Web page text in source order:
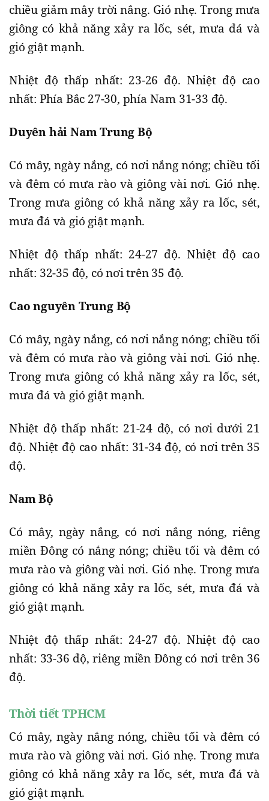
chiều giảm mây trời nắng. Gió nhẹ. Trong mưa
giông có khả năng xảy ra lốc, sét, mưa đá và
gió giật mạnh.
Nhiệt độ thấp nhất: 23-26 độ. Nhiệt độ cao
nhất: Phía Bắc 27-30, phía Nam 31-33 độ.
Duyên hải Nam Trung Bộ
Có mây, ngày nắng, có nơi nắng nóng; chiều tối
và đêm có mưa rào và giông vài nơi. Gió nhẹ.
Trong mưa giông có khả năng xảy ra lốc, sét,
mưa đá và gió giật mạnh.
Nhiệt độ thấp nhất: 24-27 độ. Nhiệt độ cao
nhất: 32-35 độ, có nơi trên 35 độ.
Cao nguyên Trung Bộ
Có mây, ngày nắng, có nơi nắng nóng; chiều tối
và đêm có mưa rào và giông vài nơi. Gió nhẹ.
Trong mưa giông có khả năng xảy ra lốc, sét,
mưa đá và gió giật mạnh.
Nhiệt độ thấp nhất: 21-24 độ, có nơi dưới 21
độ. Nhiệt độ cao nhất: 31-34 độ, có nơi trên 35
độ.
Nam Bộ
Có mây, ngày nắng, có nơi nắng nóng, riêng
miền Đông có nắng nóng; chiều tối và đêm có
mưa rào và giông vài nơi. Gió nhẹ. Trong mưa
giông có khả năng xảy ra lốc, sét, mưa đá và
gió giật mạnh.
Nhiệt độ thấp nhất: 24-27 độ. Nhiệt độ cao
nhất: 33-36 độ, riêng miền Đông có nơi trên 36
độ.
Thời tiết TPHCM
Có mây, ngày nắng nóng, chiều tối và đêm có
mưa rào và giông vài nơi. Gió nhẹ. Trong mưa
giông có khả năng xảy ra lốc, sét, mưa đá và
gió giật mạnh.